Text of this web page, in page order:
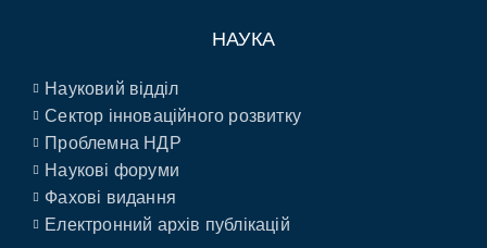
НАУКА
Науковий відділ
Сектор інноваційного розвитку
Проблемна НДР
Наукові форуми
Фахові видання
Електронний архів публікацій